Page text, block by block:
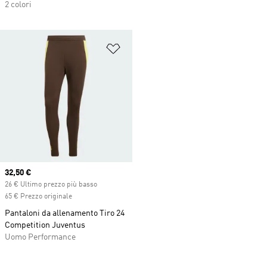
2 colori
Current price
32,50 €
26 € Ultimo prezzo più basso
65 € Prezzo originale
Pantaloni da allenamento Tiro 24
Competition Juventus
Uomo Performance